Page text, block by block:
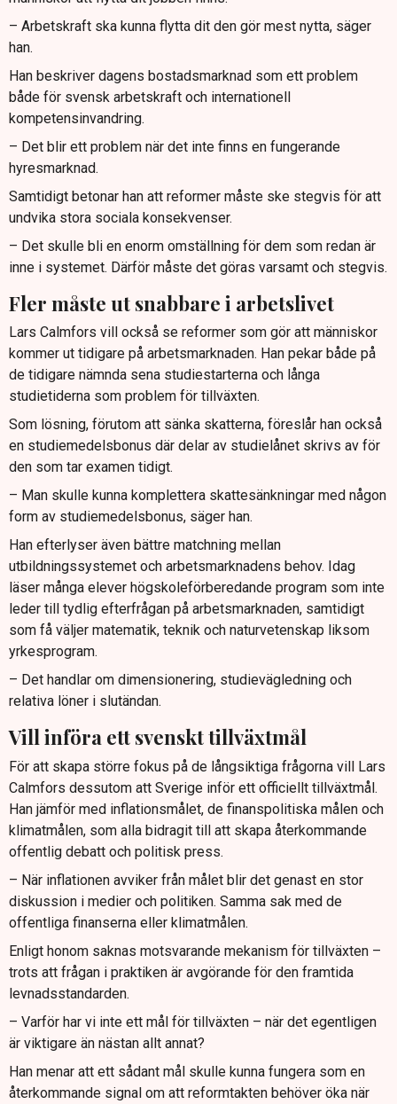
– Arbetskraft ska kunna flytta dit den gör mest nytta, säger
han.
Han beskriver dagens bostadsmarknad som ett problem
både för svensk arbetskraft och internationell
kompetensinvandring.
– Det blir ett problem när det inte finns en fungerande
hyresmarknad.
Samtidigt betonar han att reformer måste ske stegvis för att
undvika stora sociala konsekvenser.
– Det skulle bli en enorm omställning för dem som redan är
inne i systemet. Därför måste det göras varsamt och stegvis.
Fler måste ut snabbare i arbetslivet
Lars Calmfors vill också se reformer som gör att människor
kommer ut tidigare på arbetsmarknaden. Han pekar både på
de tidigare nämnda sena studiestarterna och långa
studietiderna som problem för tillväxten.
Som lösning, förutom att sänka skatterna, föreslår han också
en studiemedelsbonus där delar av studielånet skrivs av för
den som tar examen tidigt.
– Man skulle kunna komplettera skattesänkningar med någon
form av studiemedelsbonus, säger han.
Han efterlyser även bättre matchning mellan
utbildningssystemet och arbetsmarknadens behov. Idag
läser många elever högskoleförberedande program som inte
leder till tydlig efterfrågan på arbetsmarknaden, samtidigt
som få väljer matematik, teknik och naturvetenskap liksom
yrkesprogram.
– Det handlar om dimensionering, studievägledning och
relativa löner i slutändan.
Vill införa ett svenskt tillväxtmål
För att skapa större fokus på de långsiktiga frågorna vill Lars
Calmfors dessutom att Sverige inför ett officiellt tillväxtmål.
Han jämför med inflationsmålet, de finanspolitiska målen och
klimatmålen, som alla bidragit till att skapa återkommande
offentlig debatt och politisk press.
– När inflationen avviker från målet blir det genast en stor
diskussion i medier och politiken. Samma sak med de
offentliga finanserna eller klimatmålen.
Enligt honom saknas motsvarande mekanism för tillväxten –
trots att frågan i praktiken är avgörande för den framtida
levnadsstandarden.
– Varför har vi inte ett mål för tillväxten – när det egentligen
är viktigare än nästan allt annat?
Han menar att ett sådant mål skulle kunna fungera som en
återkommande signal om att reformtakten behöver öka när